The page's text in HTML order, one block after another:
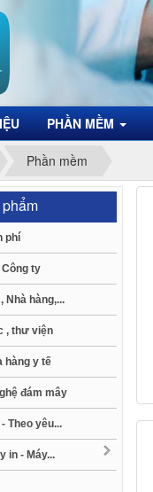
PHẦN MỀM
Phần mềm
phí
ty
Nhà hàng,...
, thư viện
hàng y tế
đám mây
Theo yêu...
in - Máy...